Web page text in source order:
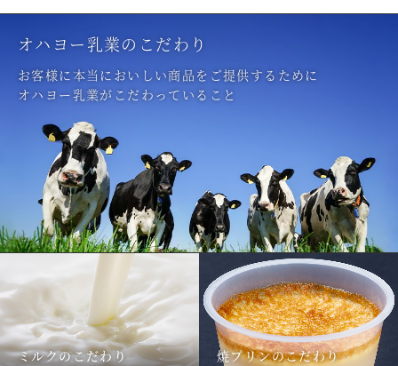
オハヨー乳業のこだわり
お客様に本当においしい商品をご提供するために
オハヨー乳業がこだわっていること
ミルクのこだわり 焼プリンのこだわり